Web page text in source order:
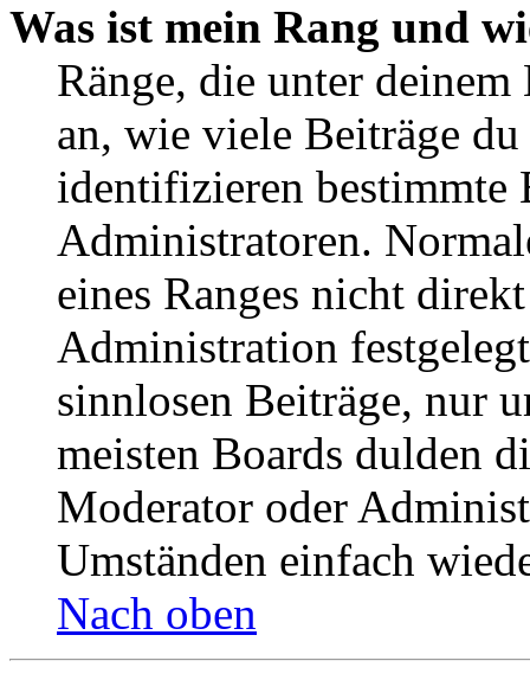
Was ist mein Rang und
Ränge, die unter deinem
an, wie viele Beiträge
identifizieren bestimmte
Administratoren.
eines Ranges nicht
Administration
sinnlosen Beiträge, nur
meisten Boards dulden
Moderator oder
Umständen einfach
Nach oben